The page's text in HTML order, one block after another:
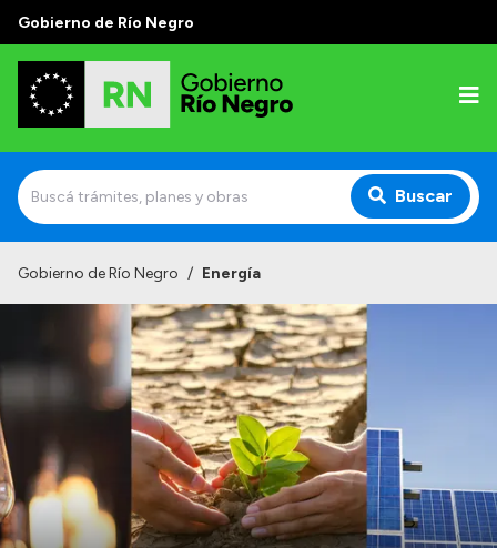
Gobierno de Río Negro
Buscar
Autoridades
Prensa
Autoridades y Organismos
Discursos en la Legislatura
Casa de Gobierno
Acerca de Río Negro
Gobierno de Río Negro / Energía